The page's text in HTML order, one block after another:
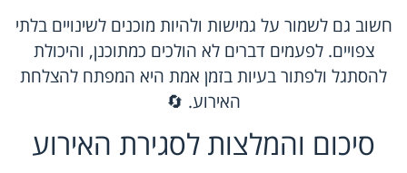
חשוב גם לשמור על גמישות ולהיות מוכנים לשינויים בלתי
צפויים. לפעמים דברים לא הולכים כמתוכנן, והיכולת
להסתגל ולפתור בעיות בזמן אמת היא המפתח להצלחת
האירוע. 🔄
סיכום והמלצות לסגירת האירוע